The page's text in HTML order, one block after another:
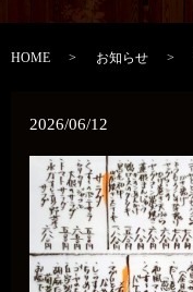
HOME お知らせ
2026/06/12